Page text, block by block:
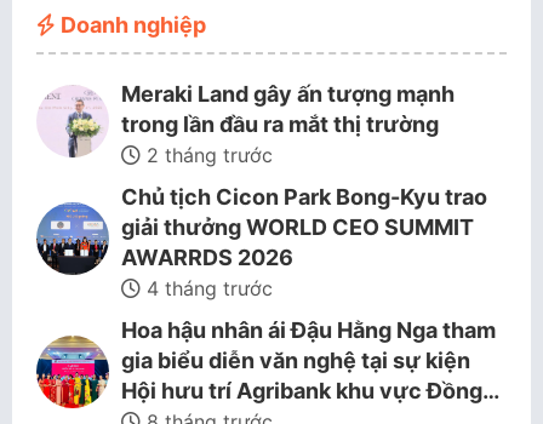
Doanh nghiệp
Meraki Land gây ấn tượng mạnh
trong lần đầu ra mắt thị trường
2 tháng trước
Chủ tịch Cicon Park Bong-Kyu trao
giải thưởng WORLD CEO SUMMIT
AWARRDS 2026
4 tháng trước
Hoa hậu nhân ái Đậu Hằng Nga tham
gia biểu diễn văn nghệ tại sự kiện
Hội hưu trí Agribank khu vực Đồng…